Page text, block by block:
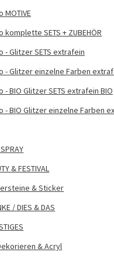
MOTIVE
komplette SETS + ZUBEHÖR
- Glitzer SETS extrafein
- Glitzer einzelne Farben
- BIO Glitzer SETS extrafein BIO
- BIO Glitzer einzelne Farben
& FESTIVAL
& Sticker
/ DIES & DAS
& Acryl